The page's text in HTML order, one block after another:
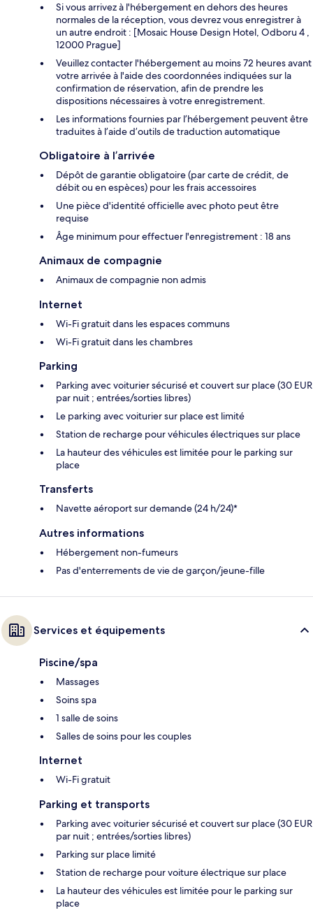
Si vous arrivez à l'hébergement en dehors des heures
normales de la réception, vous devrez vous enregistrer à
un autre endroit : [Mosaic House Design Hotel, Odboru 4 ,
12000 Prague]
Veuillez contacter l'hébergement au moins 72 heures avant
votre arrivée à l'aide des coordonnées indiquées sur la
confirmation de réservation, afin de prendre les
dispositions nécessaires à votre enregistrement.
Les informations fournies par l’hébergement peuvent être
traduites à l’aide d’outils de traduction automatique
Obligatoire à l’arrivée
Dépôt de garantie obligatoire (par carte de crédit, de
débit ou en espèces) pour les frais accessoires
Une pièce d'identité officielle avec photo peut être
requise
Âge minimum pour effectuer l'enregistrement : 18 ans
Animaux de compagnie
Animaux de compagnie non admis
Internet
Wi-Fi gratuit dans les espaces communs
Wi-Fi gratuit dans les chambres
Parking
Parking avec voiturier sécurisé et couvert sur place (30 EUR
par nuit ; entrées/sorties libres)
Le parking avec voiturier sur place est limité
Station de recharge pour véhicules électriques sur place
La hauteur des véhicules est limitée pour le parking sur
place
Transferts
Navette aéroport sur demande (24 h/24)*
Autres informations
Hébergement non-fumeurs
Pas d'enterrements de vie de garçon/jeune-fille
Services et équipements
Piscine/spa
Massages
Soins spa
1 salle de soins
Salles de soins pour les couples
Internet
Wi-Fi gratuit
Parking et transports
Parking avec voiturier sécurisé et couvert sur place (30 EUR
par nuit ; entrées/sorties libres)
Parking sur place limité
Station de recharge pour voiture électrique sur place
La hauteur des véhicules est limitée pour le parking sur
place